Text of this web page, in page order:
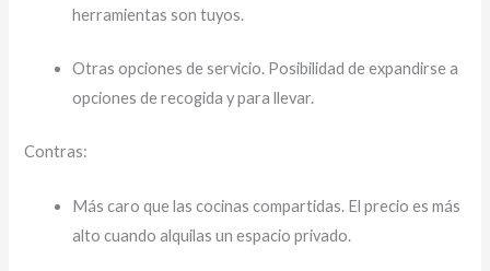
herramientas son tuyos.
Otras opciones de servicio. Posibilidad de expandirse a
opciones de recogida y para llevar.
Contras:
Más caro que las cocinas compartidas. El precio es más
alto cuando alquilas un espacio privado.